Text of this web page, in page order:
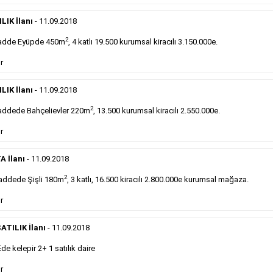
Devrenkiralık maltepede çayocağı....
Devamını Gör
takip ederek farklı ilan türleri hakkında detaylara ulaşabilir, ilan
Sarı sayfa ilanlar alım- satım, duyuru, mini reklam
İlanı - 11.09.2018
Eyüpde 450m2, 4 katlı 19.500 kurumsal kiracılı 3.150.000e.
İlanı - 11.09.2018
Bahçelievler 220m2, 13.500 kurumsal kiracılı 2.550.000e.
İlanı - 11.09.2018
Şişli 180m2, 3 katlı, 16.500 kiracılı 2.800.000e kurumsal mağaza.
İlanı - 11.09.2018
kelepir 2+ 1 satılık daire